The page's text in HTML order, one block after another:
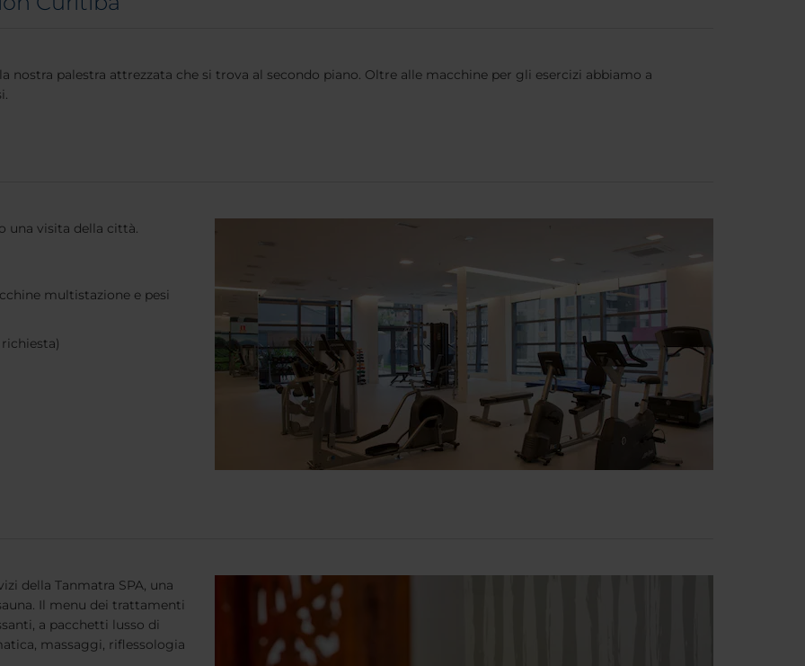
nostra palestra attrezzata che si trova al secondo piano. Oltre alle macchine per gli esercizi abbiamo a
una visita della città.
multistazione e pesi
richiesta)
della Tanmatra SPA, una
Il menu dei trattamenti
a pacchetti lusso di
massaggi, riflessologia